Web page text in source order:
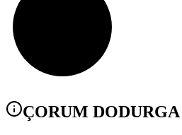
ÇORUM DODURGA